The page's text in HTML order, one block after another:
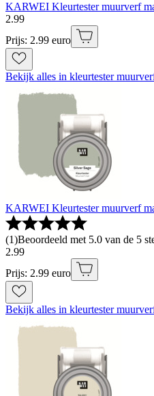
KARWEI Kleurtester muurverf
2.99
Prijs: 2.99 euro
Bekijk alles in kleurtester
KARWEI Kleurtester muurverf
(1)Beoordeeld met 5.0 van de 5
2.99
Prijs: 2.99 euro
Bekijk alles in kleurtester